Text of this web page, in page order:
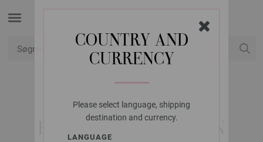
COUNTRY AND
CURRENCY
Please select language, shipping
destination and currency.
LANGUAGE
LANA GROSSA
BLUSE SOFT COTTON